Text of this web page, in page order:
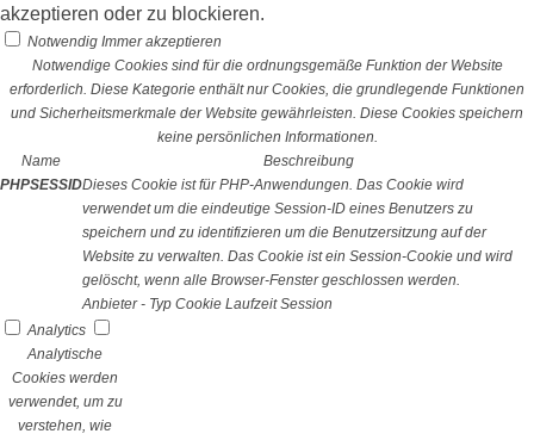
akzeptieren oder zu blockieren.
Notwendig Immer akzeptieren
Notwendige Cookies sind für die ordnungsgemäße Funktion der Website
erforderlich. Diese Kategorie enthält nur Cookies, die grundlegende Funktionen
und Sicherheitsmerkmale der Website gewährleisten. Diese Cookies speichern
keine persönlichen Informationen.
Name
Beschreibung
PHPSESSIDDieses Cookie ist für PHP-Anwendungen. Das Cookie wird
verwendet um die eindeutige Session-ID eines Benutzers zu
speichern und zu identifizieren um die Benutzersitzung auf der
Website zu verwalten. Das Cookie ist ein Session-Cookie und wird
gelöscht, wenn alle Browser-Fenster geschlossen werden.
Anbieter - Typ Cookie Laufzeit Session
Analytics
Analytische
Cookies werden
verwendet, um zu
verstehen, wie